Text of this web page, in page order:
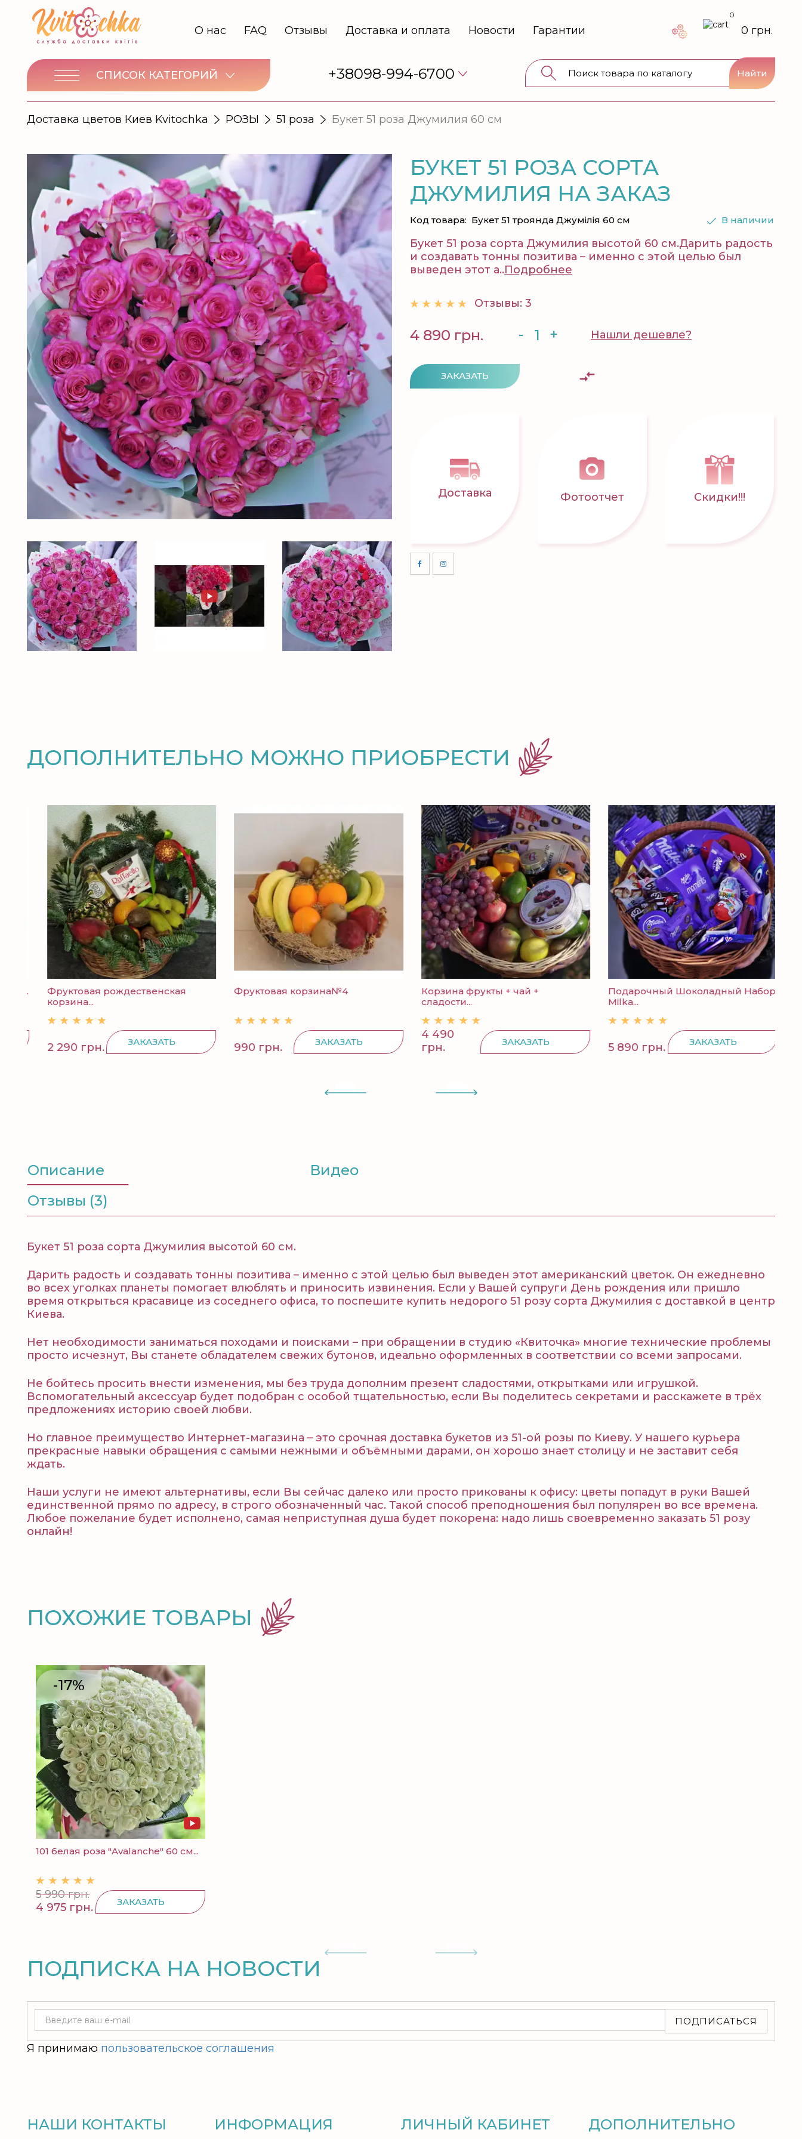
О нас FAQ Отзывы Доставка и оплата Новости Гарантии
0
0 грн.
СПИСОК КАТЕГОРИЙ +38098-994-6700 Найти
Доставка цветов Киев Kvitochka РОЗЫ 51 роза Букет 51 роза Джумилия 60 см
БУКЕТ 51 РОЗА СОРТА
ДЖУМИЛИЯ НА ЗАКАЗ
В наличии
Код товара: Букет 51 троянда Джумілія 60 см
Букет 51 роза сорта Джумилия высотой 60 см.Дарить радость
и создавать тонны позитива – именно с этой целью был
выведен этот а..Подробнее
Отзывы: 3
4 890 грн. - + Нашли дешевле?
ЗАКАЗАТЬ
Доставка Фотоотчет Скидки!!!
ДОПОЛНИТЕЛЬНО МОЖНО ПРИОБРЕСТИ
Фруктовая рождественская
корзина...
2 290 грн. ЗАКАЗАТЬ
Фруктовая корзина№4
990 грн. ЗАКАЗАТЬ
Корзина фрукты + чай +
сладости...
4 490
грн.
ЗАКАЗАТЬ
Подарочный Шоколадный Набор
Milka...
5 890 грн. ЗАКАЗАТЬ
Описание
Видео
Отзывы (3)
Букет 51 роза сорта Джумилия высотой 60 см.
Дарить радость и создавать тонны позитива – именно с этой целью был выведен этот американский цветок. Он ежедневно
во всех уголках планеты помогает влюблять и приносить извинения. Если у Вашей супруги День рождения или пришло
время открыться красавице из соседнего офиса, то поспешите купить недорого 51 розу сорта Джумилия с доставкой в центр
Киева.
Нет необходимости заниматься походами и поисками – при обращении в студию «Квиточка» многие технические проблемы
просто исчезнут, Вы станете обладателем свежих бутонов, идеально оформленных в соответствии со всеми запросами.
Не бойтесь просить внести изменения, мы без труда дополним презент сладостями, открытками или игрушкой.
Вспомогательный аксессуар будет подобран с особой тщательностью, если Вы поделитесь секретами и расскажете в трёх
предложениях историю своей любви.
Но главное преимущество Интернет-магазина – это срочная доставка букетов из 51-ой розы по Киеву. У нашего курьера
прекрасные навыки обращения с самыми нежными и объёмными дарами, он хорошо знает столицу и не заставит себя
ждать.
Наши услуги не имеют альтернативы, если Вы сейчас далеко или просто прикованы к офису: цветы попадут в руки Вашей
единственной прямо по адресу, в строго обозначенный час. Такой способ преподношения был популярен во все времена.
Любое пожелание будет исполнено, самая неприступная душа будет покорена: надо лишь своевременно заказать 51 розу
онлайн!
ПОХОЖИЕ ТОВАРЫ
-17%
101 белая роза "Avalanche" 60 см...
5 990 грн.
4 975 грн.
ЗАКАЗАТЬ
ПОДПИСКА НА НОВОСТИ
ПОДПИСАТЬСЯ
Я принимаю пользовательское соглашения
НАШИ КОНТАКТЫ ИНФОРМАЦИЯ ЛИЧНЫЙ КАБИНЕТ ДОПОЛНИТЕЛЬНО